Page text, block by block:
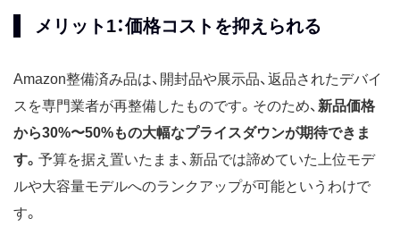
メリット1：価格コストを抑えられる
Amazon整備済み品は、開封品や展示品、返品されたデバイ
スを専門業者が再整備したものです。そのため、 新品価格
から30%〜50%もの大幅なプライスダウンが期待できま
す。 予算を据え置いたまま、新品では諦めていた上位モデ
ルや大容量モデルへのランクアップが可能というわけで
す。